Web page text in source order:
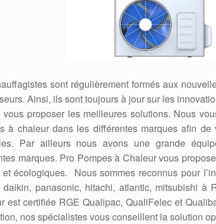
sont régulièrement formés aux
Ainsi, ils sont toujours à jour sur les
vous proposer les meilleures solutions. Nous
à chaleur dans les différentes marques afin
Par ailleurs nous avons une grande
marques. Pro Pompes à Chaleur vous
écologiques. Nous sommes reconnus pour
daikin, panasonic, hitachi, atlantic, mitsubishi
est certifiée RGE Qualipac, QualiFelec et
nos spécialistes vous conseillent la solution